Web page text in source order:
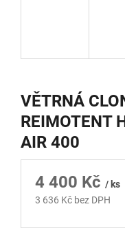
VĚTRNÁ
REIMOTENT
AIR 400
4 400 Kč / ks
3 636 Kč bez DPH